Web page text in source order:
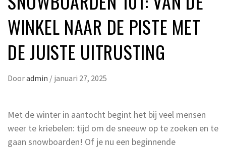
WINKEL NAAR DE PISTE MET
DE JUISTE UITRUSTING
Dooradmin / januari 27, 2025
Met de winter in aantocht begint het bij veel mensen
weer te kriebelen: tijd om de sneeuw op te zoeken en te
gaan snowboarden! Of je nu een beginnende